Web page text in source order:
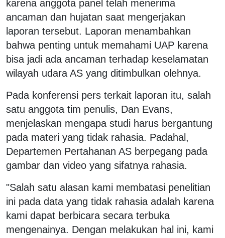
karena anggota panel telah menerima
ancaman dan hujatan saat mengerjakan
laporan tersebut. Laporan menambahkan
bahwa penting untuk memahami UAP karena
bisa jadi ada ancaman terhadap keselamatan
wilayah udara AS yang ditimbulkan olehnya.
Pada konferensi pers terkait laporan itu, salah
satu anggota tim penulis, Dan Evans,
menjelaskan mengapa studi harus bergantung
pada materi yang tidak rahasia. Padahal,
Departemen Pertahanan AS berpegang pada
gambar dan video yang sifatnya rahasia.
"Salah satu alasan kami membatasi penelitian
ini pada data yang tidak rahasia adalah karena
kami dapat berbicara secara terbuka
mengenainya. Dengan melakukan hal ini, kami